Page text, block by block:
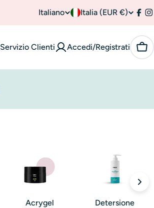
L
i
Italiano P
a
Italia (EUR €)
Servizio Clienti Accedi/Registrati
Acrygel Detersione